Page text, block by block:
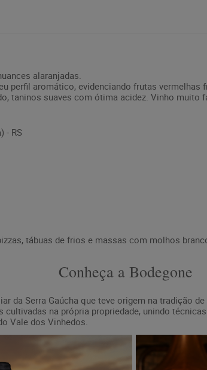
alaranjadas.
perfil aromático, evidenciando frutas vermelhas
taninos suaves com ótima acidez. Vinho muito
- RS
tábuas de frios e massas com molhos
Conheça a Bodegone
da Serra Gaúcha que teve origem na tradição
cultivadas na própria propriedade, unindo
Vale dos Vinhedos.